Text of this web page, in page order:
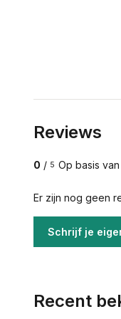
Reviews
0 / 5 Op basis
Er zijn nog geen
Schrijf je
Recent